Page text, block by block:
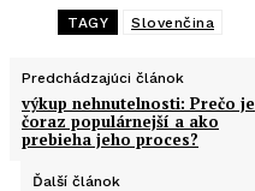
TAGY Slovenčina
Predchádzajúci článok
výkup nehnutelnosti: Prečo je
čoraz populárnejší a ako
prebieha jeho proces?
Ďalší článok